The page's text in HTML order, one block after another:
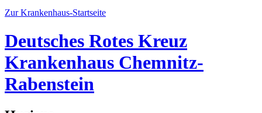
Zur Krankenhaus-Startseite
Deutsches Rotes Kreuz
Krankenhaus Chemnitz-
Rabenstein